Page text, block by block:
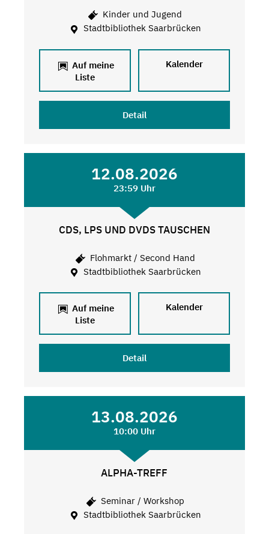
Kinder und Jugend
Stadtbibliothek Saarbrücken
Auf meine
Liste
Kalender
Detail
12.08.2026
23:59 Uhr
CDS, LPS UND DVDS TAUSCHEN
Flohmarkt / Second Hand
Stadtbibliothek Saarbrücken
Auf meine
Liste
Kalender
Detail
13.08.2026
10:00 Uhr
ALPHA-TREFF
Seminar / Workshop
Stadtbibliothek Saarbrücken